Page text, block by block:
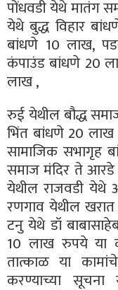
पोंधवडी येथे मातंग
येथे बुद्ध विहार
बांधणे 10 लाख,
कंपाउंड बांधणे 20
लाख ,
रुई येथील बौद्ध
भिंत बांधणे 20 लाख
सामाजिक सभागृह
समाज मंदिर ते आरडे
येथील राजवडी येथे
रणगाव येथील
टनु येथे डॉ
10 लाख रुपये या
तात्काळ या
करण्याच्या सूचना